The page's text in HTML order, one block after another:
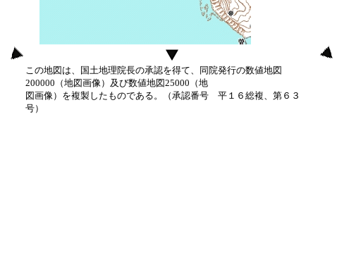
この地図は、国土地理院長の承認を得て、同院発行の数値地図
200000（地図画像）及び数値地図25000（地
図画像）を複製したものである。（承認番号 平１６総複、第６３
号）